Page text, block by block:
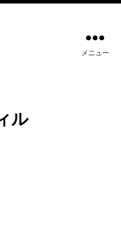
メニュー
ル